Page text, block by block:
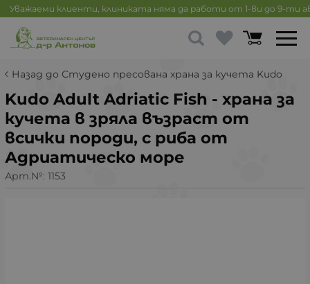
Уважаеми клиенти, клиниката няма да работи от 1-ви до 9-ти
Назад до Студено пресована храна за кучета Kudo
Kudo Adult Adriatic Fish - храна за
кучета в зряла възраст от
всички породи, с риба от
Адриатическо море
Арт.№: 1153